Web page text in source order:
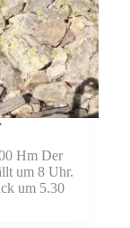
Hm Der
um 8 Uhr.
um 5.30